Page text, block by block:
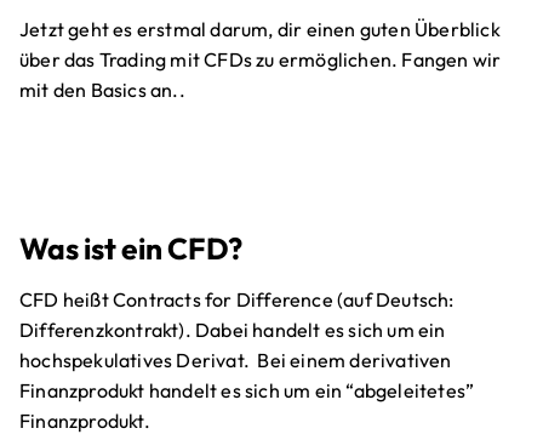
Jetzt geht es erstmal darum, dir einen guten Überblick
über das Trading mit CFDs zu ermöglichen. Fangen wir
mit den Basics an..
Was ist ein CFD?
CFD heißt Contracts for Difference (auf Deutsch:
Differenzkontrakt). Dabei handelt es sich um ein
hochspekulatives Derivat. Bei einem derivativen
Finanzprodukt handelt es sich um ein “abgeleitetes”
Finanzprodukt.